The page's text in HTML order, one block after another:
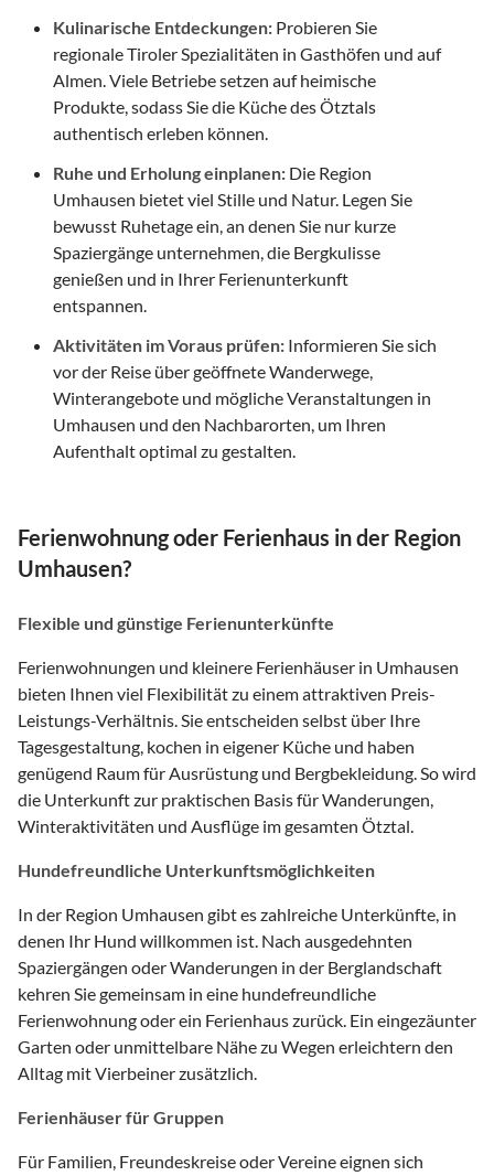
Kulinarische Entdeckungen: Probieren Sie
regionale Tiroler Spezialitäten in Gasthöfen und auf
Almen. Viele Betriebe setzen auf heimische
Produkte, sodass Sie die Küche des Ötztals
authentisch erleben können.
Ruhe und Erholung einplanen: Die Region
Umhausen bietet viel Stille und Natur. Legen Sie
bewusst Ruhetage ein, an denen Sie nur kurze
Spaziergänge unternehmen, die Bergkulisse
genießen und in Ihrer Ferienunterkunft
entspannen.
Aktivitäten im Voraus prüfen: Informieren Sie sich
vor der Reise über geöffnete Wanderwege,
Winterangebote und mögliche Veranstaltungen in
Umhausen und den Nachbarorten, um Ihren
Aufenthalt optimal zu gestalten.
Ferienwohnung oder Ferienhaus in der Region
Umhausen?
Flexible und günstige Ferienunterkünfte
Ferienwohnungen und kleinere Ferienhäuser in Umhausen
bieten Ihnen viel Flexibilität zu einem attraktiven Preis-
Leistungs-Verhältnis. Sie entscheiden selbst über Ihre
Tagesgestaltung, kochen in eigener Küche und haben
genügend Raum für Ausrüstung und Bergbekleidung. So wird
die Unterkunft zur praktischen Basis für Wanderungen,
Winteraktivitäten und Ausflüge im gesamten Ötztal.
Hundefreundliche Unterkunftsmöglichkeiten
In der Region Umhausen gibt es zahlreiche Unterkünfte, in
denen Ihr Hund willkommen ist. Nach ausgedehnten
Spaziergängen oder Wanderungen in der Berglandschaft
kehren Sie gemeinsam in eine hundefreundliche
Ferienwohnung oder ein Ferienhaus zurück. Ein eingezäunter
Garten oder unmittelbare Nähe zu Wegen erleichtern den
Alltag mit Vierbeiner zusätzlich.
Ferienhäuser für Gruppen
Für Familien, Freundeskreise oder Vereine eignen sich